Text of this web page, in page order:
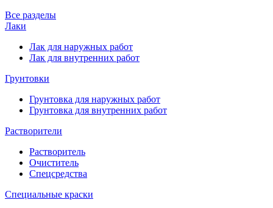
Все разделы
Лаки
Лак для наружных работ
Лак для внутренних работ
Грунтовки
Грунтовка для наружных работ
Грунтовка для внутренних работ
Растворители
Растворитель
Очиститель
Спецсредства
Специальные краски